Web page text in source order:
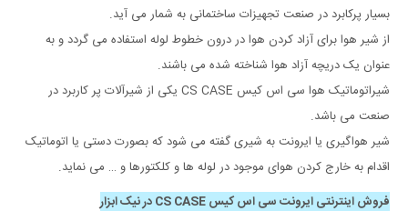
بسیار پرکابرد در صنعت تجهیزات ساختمانی به شمار می آید.
از شیر هوا برای آزاد کردن هوا در درون خطوط لوله استفاده می گردد و به
عنوان یک دریچه آزاد هوا شناخته شده می باشند.
شیراتوماتیک هوا سی اس کیس CS CASE یکی از شیرآلات پر کاربرد در
صنعت می باشد.
شیر هواگیری یا ایرونت به شیری گفته می شود که بصورت دستی یا اتوماتیک
اقدام به خارج کردن هوای موجود در لوله ها و کلکتورها و … می نماید.
فروش اینترنتی ایرونت سی اس کیس CS CASE در نیک ابزار